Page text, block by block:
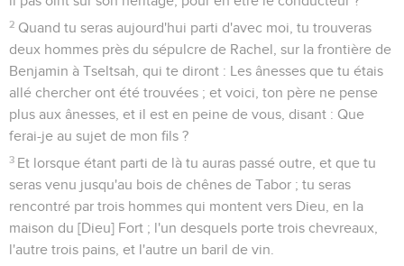
2 Quand tu seras aujourd'hui parti d'avec moi, tu trouveras
deux hommes près du sépulcre de Rachel, sur la frontière de
Benjamin à Tseltsah, qui te diront : Les ânesses que tu étais
allé chercher ont été trouvées ; et voici, ton père ne pense
plus aux ânesses, et il est en peine de vous, disant : Que
ferai-je au sujet de mon fils ?
3 Et lorsque étant parti de là tu auras passé outre, et que tu
seras venu jusqu'au bois de chênes de Tabor ; tu seras
rencontré par trois hommes qui montent vers Dieu, en la
maison du [Dieu] Fort ; l'un desquels porte trois chevreaux,
l'autre trois pains, et l'autre un baril de vin.